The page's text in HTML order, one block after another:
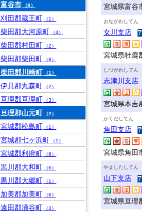
宮城県富谷
おながわしてん
女川支店
宮城県牡鹿
しづがわしてん
志津川支店
宮城県本吉
かくだしてん
角田支店
宮城県角田
やましたしてん
山下支店
宮城県亘理
富谷市 （8）
刈田郡蔵王町 （1）
柴田郡大河原町 （4）
柴田郡村田町 （2）
柴田郡柴田町 （8）
柴田郡川崎町 （1）
伊具郡丸森町 （2）
亘理郡亘理町 （3）
亘理郡山元町 （2）
宮城郡松島町 （1）
宮城郡七ヶ浜町 （1）
宮城郡利府町 （6）
黒川郡大和町 （6）
黒川郡大郷町 （1）
加美郡加美町 （6）
遠田郡涌谷町 （3）